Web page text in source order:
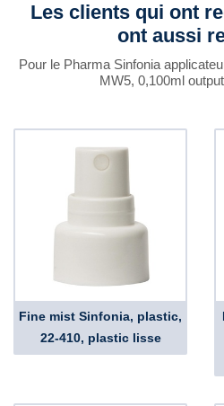
Les clients qui ont
ont aussi
Pour le Pharma Sinfonia
MW5, 0,100ml
Fine mist Sinfonia, plastic,
22-410, plastic lisse